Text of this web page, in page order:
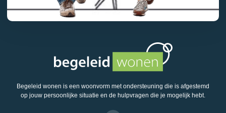
Begeleid wonen is een woonvorm met ondersteuning die is afgestemd
op jouw persoonlijke situatie en de hulpvragen die je mogelijk hebt.